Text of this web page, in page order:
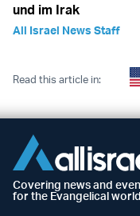
und im Irak
All Israel News Staff
Read this article in:
Covering news and
for the Evangelical world